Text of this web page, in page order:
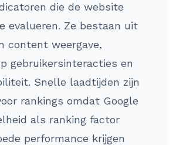
die de website
evalueren. Ze bestaan uit
content weergave,
gebruikersinteracties en
Snelle laadtijden zijn
rankings omdat Google
als ranking factor
performance krijgen